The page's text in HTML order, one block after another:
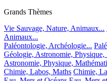
Grands Thèmes
Vie Sauvage, Nature, Animaux...
Animaux...
Paléontologie, Archéologie...
Géologie, Astronomie, Physique,
Astronomie, Physique,
Chimie, Labos, Maths Chimie,